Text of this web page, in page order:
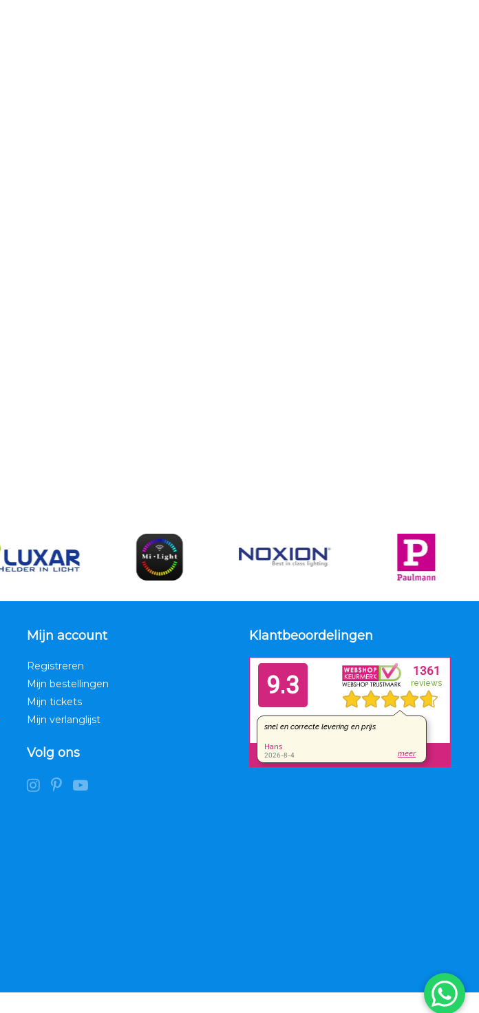
Mijn account
Registreren
Mijn bestellingen
Mijn tickets
Mijn verlanglijst
Volg ons
Klantbeoordelingen